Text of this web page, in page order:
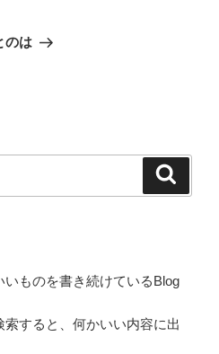
のは
ものを書き続けているBlog
すると、何かいい内容に出